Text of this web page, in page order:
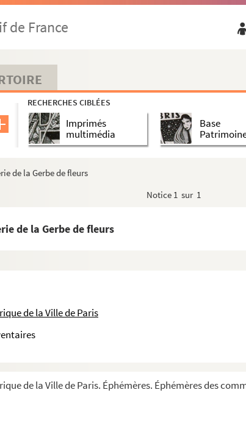
de France
RECHERCHES CIBLÉES
Imprimés
multimédia
Base
de la Gerbe de fleurs
Notice 1 sur 1
de la Gerbe de fleurs
de la Ville de Paris
de la Ville de Paris. Éphémères. Éphémères des
etc.